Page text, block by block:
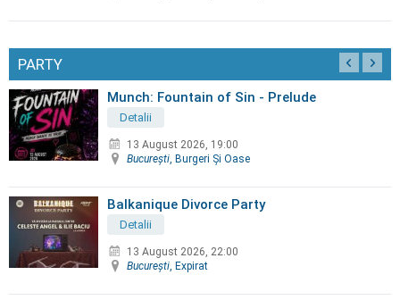
PARTY
Munch: Fountain of Sin - Prelude
Detalii
13 August 2026, 19:00
Bucureşti , Burgeri Şi Oase
Balkanique Divorce Party
Detalii
13 August 2026, 22:00
Bucureşti , Expirat